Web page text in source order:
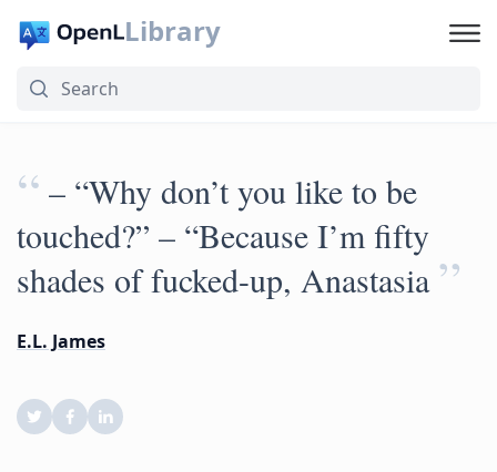
Library
“ – “Why don’t you like to be
touched?” – “Because I’m fifty
shades of fucked-up, Anastasia ”
E.L. James